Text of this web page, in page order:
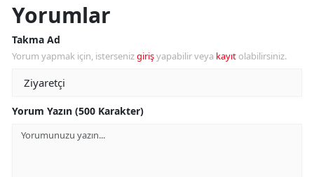
Yorumlar
Takma Ad
Yorum yapmak için, istersenizgirişyapabilir veya kayıt olabilirsiniz.
Yorum Yazın (500 Karakter)